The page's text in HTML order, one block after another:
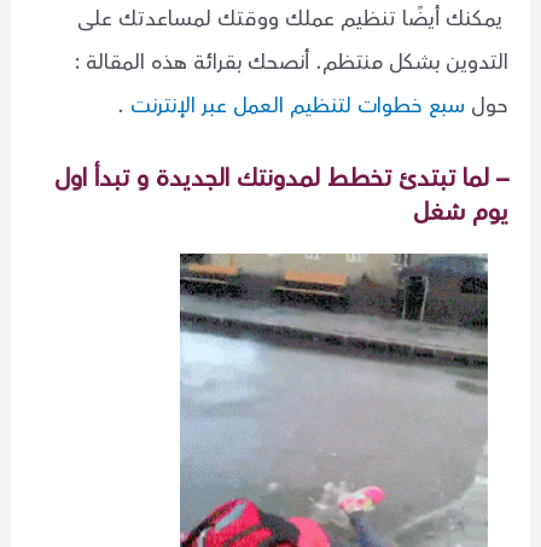
يمكنك أيضًا تنظيم عملك ووقتك لمساعدتك على
التدوين بشكل منتظم. أنصحك بقرائة هذه المقالة :
حول سبع خطوات لتنظيم العمل عبر الإنترنت .
– لما تبتدئ تخطط لمدونتك الجديدة و تبدأ اول
يوم شغل